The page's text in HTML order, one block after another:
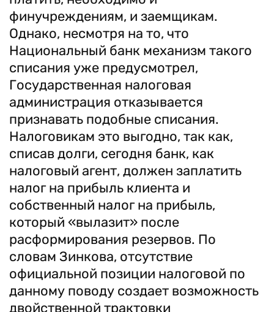
финучреждениям, и заемщикам.
Однако, несмотря на то, что
Национальный банк механизм такого
списания уже предусмотрел,
Государственная налоговая
администрация отказывается
признавать подобные списания.
Налоговикам это выгодно, так как,
списав долги, сегодня банк, как
налоговый агент, должен заплатить
налог на прибыль клиента и
собственный налог на прибыль,
который «вылазит» после
расформирования резервов. По
словам Зинкова, отсутствие
официальной позиции налоговой по
данному поводу создает возможность
двойственной трактовки